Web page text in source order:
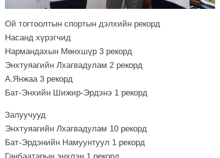
Ой тогтоолтын спортын дэлхийн рекорд
Насанд хүрэгчид
Нармандахын Мөнхшүр 3 рекорд
Энхтуяагийн Лхагвадулам 2 рекорд
А.Янжаа 3 рекорд
Бат-Энхийн Шижир-Эрдэнэ 1 рекорд
Залуучууд
Энхтуяагийн Лхагвадулам 10 рекорд
Бат-Эрдэнийн Намуунтуул 1 рекорд